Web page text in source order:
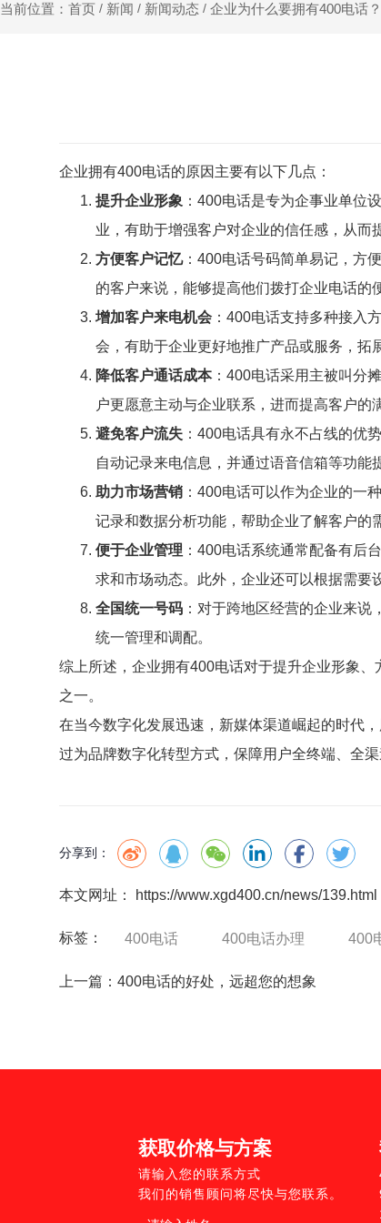
当前位置：首页 / 新闻 / 新闻动态 / 企业为什么要拥有400电话？
企业拥有400电话的原因主要有以下几点：
提升企业形象 ：400电话是专为企事业单位
业，有助于增强客户对企业的信任感，从而
方便客户记忆：400电话号码简单易记，方
的客户来说，能够提高他们拨打企业电话的
增加客户来电机会 ：400电话支持多种接入
会，有助于企业更好地推广产品或服务，拓
降低客户通话成本：400电话采用主被叫分
户更愿意主动与企业联系，进而提高客户的
避免客户流失 ：400电话具有永不占线的优
自动记录来电信息，并通过语音信箱等功能
助力市场营销 ：400电话可以作为企业的一
记录和数据分析功能，帮助企业了解客户的
便于企业管理 ：400电话系统通常配备有后
求和市场动态。此外，企业还可以根据需要
全国统一号码 ：对于跨地区经营的企业来
统一管理和调配。
综上所述，企业拥有400电话对于提升企业形象
之一。
在当今数字化发展迅速，新媒体渠道崛起的时代
过为品牌数字化转型方式，保障用户全终端、全
分享到：
本文网址： https://www.xgd400.cn/news/139.html
标签： 400电话 400电话办理 400
上一篇： 400电话的好处，远超您的想象
获取价格与方案
请输入您的联系方式
我们的销售顾问将尽快与您联系。